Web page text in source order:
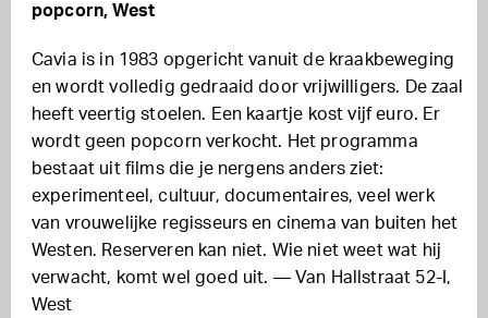
popcorn, West
Cavia is in 1983 opgericht vanuit de kraakbeweging
en wordt volledig gedraaid door vrijwilligers. De zaal
heeft veertig stoelen. Een kaartje kost vijf euro. Er
wordt geen popcorn verkocht. Het programma
bestaat uit films die je nergens anders ziet:
experimenteel, cultuur, documentaires, veel werk
van vrouwelijke regisseurs en cinema van buiten het
Westen. Reserveren kan niet. Wie niet weet wat hij
verwacht, komt wel goed uit. — Van Hallstraat 52-I,
West